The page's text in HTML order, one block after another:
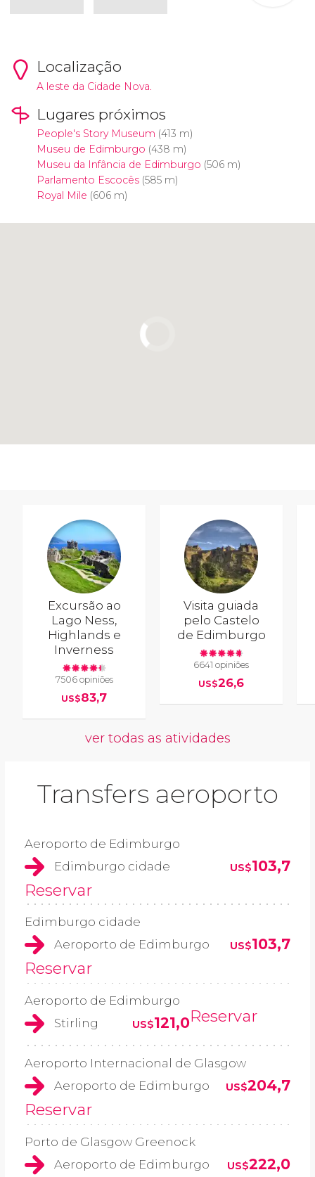
Localização
A leste da Cidade Nova.
Lugares próximos
People's Story Museum (413 m)
Museu de Edimburgo (438 m)
Museu da Infância de Edimburgo (506 m)
Parlamento Escocês(585 m)
Royal Mile (606 m)
Excursão ao
Lago Ness,
Highlands e
Inverness
7506 opiniões
US$83,7
Visita guiada
pelo Castelo
de Edimburgo
6641 opiniões
US$26,6
ver todas as atividades
Transfers aeroporto
Aeroporto de Edimburgo
Edimburgo cidade
US$103,7
Reservar
Edimburgo cidade
Aeroporto de Edimburgo
US$103,7
Reservar
Aeroporto de Edimburgo
Stirling
US$121,0Reservar
Aeroporto Internacional de Glasgow
Aeroporto de Edimburgo
US$204,7
Reservar
Porto de Glasgow Greenock
Aeroporto de Edimburgo
US$222,0